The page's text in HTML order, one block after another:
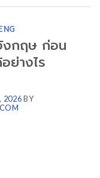
งกฤษ ก่อน
ย่างไร
2026BY